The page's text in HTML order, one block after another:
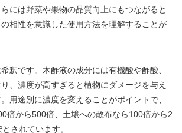
には野菜や果物の品質向上にもつながると
相性を意識した使用方法を理解することが
釈です。木酢液の成分には有機酸や酢酸、
、濃度が高すぎると植物にダメージを与え
用途別に濃度を変えることがポイントで、
倍から500倍、土壌への散布なら100倍から2
されています。